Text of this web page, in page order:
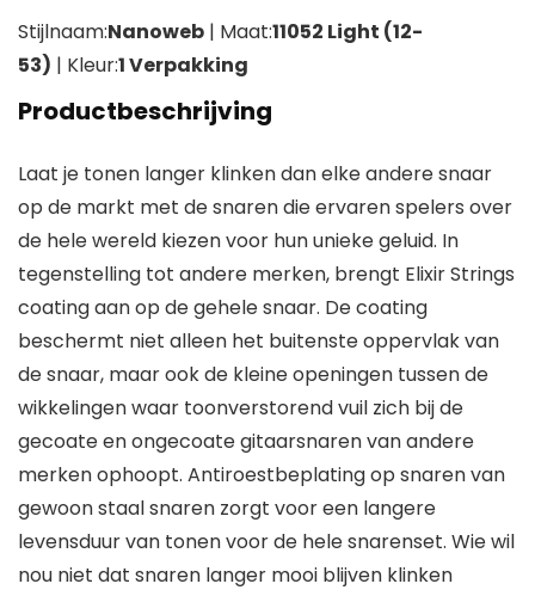
quantity
Stijlnaam:Nanoweb | Maat:11052 Light (12-
53) | Kleur:1 Verpakking
Productbeschrijving
Laat je tonen langer klinken dan elke andere snaar
op de markt met de snaren die ervaren spelers over
de hele wereld kiezen voor hun unieke geluid. In
tegenstelling tot andere merken, brengt Elixir Strings
coating aan op de gehele snaar. De coating
beschermt niet alleen het buitenste oppervlak van
de snaar, maar ook de kleine openingen tussen de
wikkelingen waar toonverstorend vuil zich bij de
gecoate en ongecoate gitaarsnaren van andere
merken ophoopt. Antiroestbeplating op snaren van
gewoon staal snaren zorgt voor een langere
levensduur van tonen voor de hele snarenset. Wie wil
nou niet dat snaren langer mooi blijven klinken